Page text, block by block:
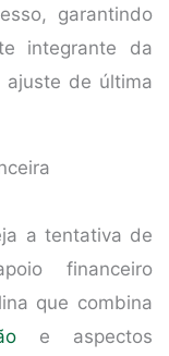
garantindo
integrante da
de última
a tentativa de
financeiro
que combina
e aspectos